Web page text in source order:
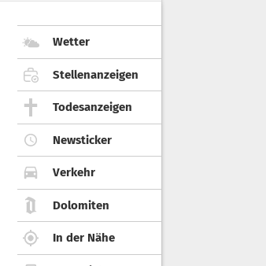
Wetter
Stellenanzeigen
Todesanzeigen
Newsticker
Verkehr
Dolomiten
In der Nähe